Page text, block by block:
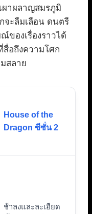
ผาผลาญสมรภูมิ
จะลืมเลือน ดนตรี
ของเรื่องราวได้
อถึงความโศก
สลาย
House of the
Dragon ซีซั่น 2
ช้าลงและละเอียด